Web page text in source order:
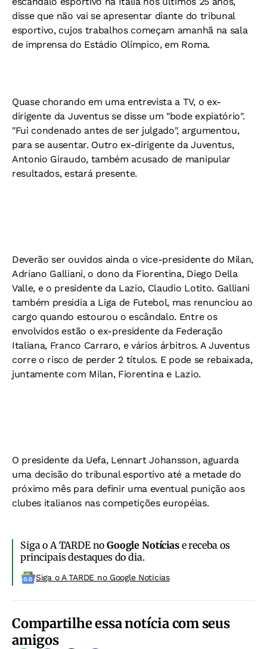
disse que não vai se apresentar diante do tribunal
esportivo, cujos trabalhos começam amanhã na sala
de imprensa do Estádio Olímpico, em Roma.
Quase chorando em uma entrevista a TV, o ex-
dirigente da Juventus se disse um "bode expiatório".
"Fui condenado antes de ser julgado", argumentou,
para se ausentar. Outro ex-dirigente da Juventus,
Antonio Giraudo, também acusado de manipular
resultados, estará presente.
Deverão ser ouvidos ainda o vice-presidente do Milan,
Adriano Galliani, o dono da Fiorentina, Diego Della
Valle, e o presidente da Lazio, Claudio Lotito. Galliani
também presidia a Liga de Futebol, mas renunciou ao
cargo quando estourou o escândalo. Entre os
envolvidos estão o ex-presidente da Federação
Italiana, Franco Carraro, e vários árbitros. A Juventus
corre o risco de perder 2 títulos. E pode se rebaixada,
juntamente com Milan, Fiorentina e Lazio.
O presidente da Uefa, Lennart Johansson, aguarda
uma decisão do tribunal esportivo até a metade do
próximo mês para definir uma eventual punição aos
clubes italianos nas competições européias.
Siga o A TARDE noGoogle Notíciase receba os
principais destaques do dia.
Siga o A TARDE no Google Noticias
Compartilhe essa notícia com seus
amigos